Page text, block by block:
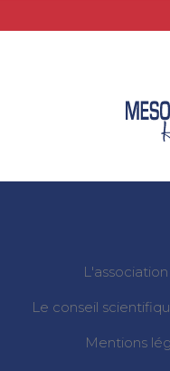
L'association
Le conseil
Mentions